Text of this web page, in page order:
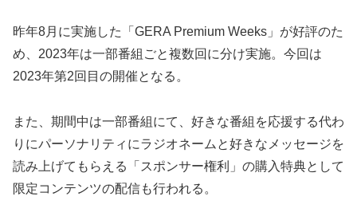
昨年8月に実施した「GERA Premium Weeks」が好評のた
め、2023年は一部番組ごと複数回に分け実施。今回は
2023年第2回目の開催となる。
また、期間中は一部番組にて、好きな番組を応援する代わ
りにパーソナリティにラジオネームと好きなメッセージを
読み上げてもらえる「スポンサー権利」の購入特典として
限定コンテンツの配信も行われる。